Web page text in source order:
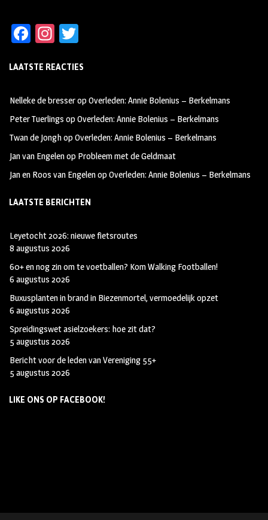
Fa
b
oo
k
In
ag
m
tt
LAATSTE REACTIES
Nelleke de bresseropOverleden: Annie Bolenius – Berkelmans
Peter Tuerlings opOverleden: Annie Bolenius – Berkelmans
Twan de JonghopOverleden: Annie Bolenius – Berkelmans
Jan van Engelenop Probleem met de Geldmaat
Jan en Roos van EngelenopOverleden: Annie Bolenius – Berkelmans
LAATSTE BERICHTEN
Leyetocht 2026: nieuwe fietsroutes
8 augustus 2026
60+ en nog zin om te voetballen? Kom Walking Footballen!
6 augustus 2026
Buxusplanten in brand in Biezenmortel, vermoedelijk opzet
6 augustus 2026
Spreidingswet asielzoekers: hoe zit dat?
5 augustus 2026
Bericht voor de leden van Vereniging 55+
5 augustus 2026
LIKE ONS OP FACEBOOK!